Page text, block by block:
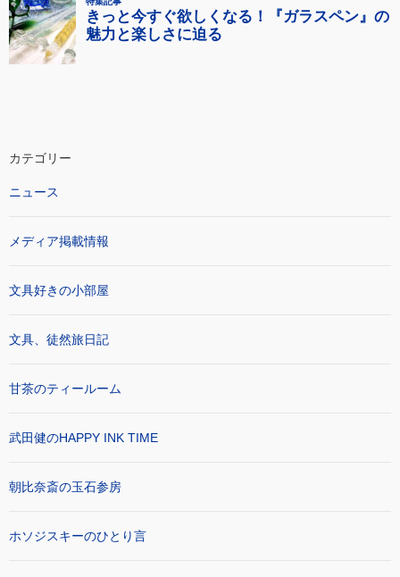
カテゴリー
ニュース
メディア掲載情報
文具好きの小部屋
文具、徒然旅日記
甘茶のティールーム
武田健のHAPPY INK TIME
朝比奈斎の玉石参房
ホソジスキーのひとり言